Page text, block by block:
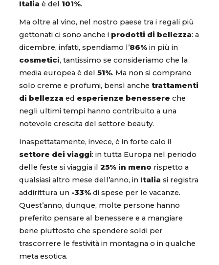
Italia è del 101%.
Ma oltre al vino, nel nostro paese tra i regali più
gettonati ci sono anche i prodotti di bellezza: a
dicembre, infatti, spendiamo l’86% in più in
cosmetici, tantissimo se consideriamo che la
media europea è del 51%. Ma non si comprano
solo creme e profumi, bensì anche trattamenti
di bellezza ed esperienze benessere che
negli ultimi tempi hanno contribuito a una
notevole crescita del settore beauty.
Inaspettatamente, invece, è in forte calo il
settore dei viaggi: in tutta Europa nel periodo
delle feste si viaggia il 25% in meno rispetto a
qualsiasi altro mese dell’anno, in Italia si registra
addirittura un -33% di spese per le vacanze.
Quest’anno, dunque, molte persone hanno
preferito pensare al benessere e a mangiare
bene piuttosto che spendere soldi per
trascorrere le festività in montagna o in qualche
meta esotica.